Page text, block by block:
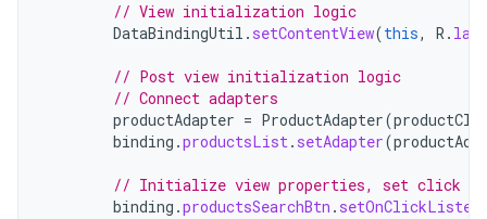
// View initialization logic
DataBindingUtil . setContentView(this, R .
// Post view initialization logic
// Connect adapters
productAdapter = ProductAdapter(
binding .productsList. setAdapter(
// Initialize view properties, set click
binding .productsSearchBtn .